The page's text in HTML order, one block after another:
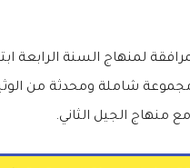
لمنهاج السنة الرابعة
شاملة ومحدثة من
منهاج الجيل الثاني.